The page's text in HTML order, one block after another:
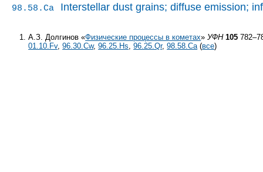
98.58.Ca Interstellar dust grains; diffuse emission;
А.З. Долгинов «Физические процессы в кометах»УФН 105
01.10.Fv,96.30.Cw,96.25.Hs,96.25.Qr,98.58.Ca(все)